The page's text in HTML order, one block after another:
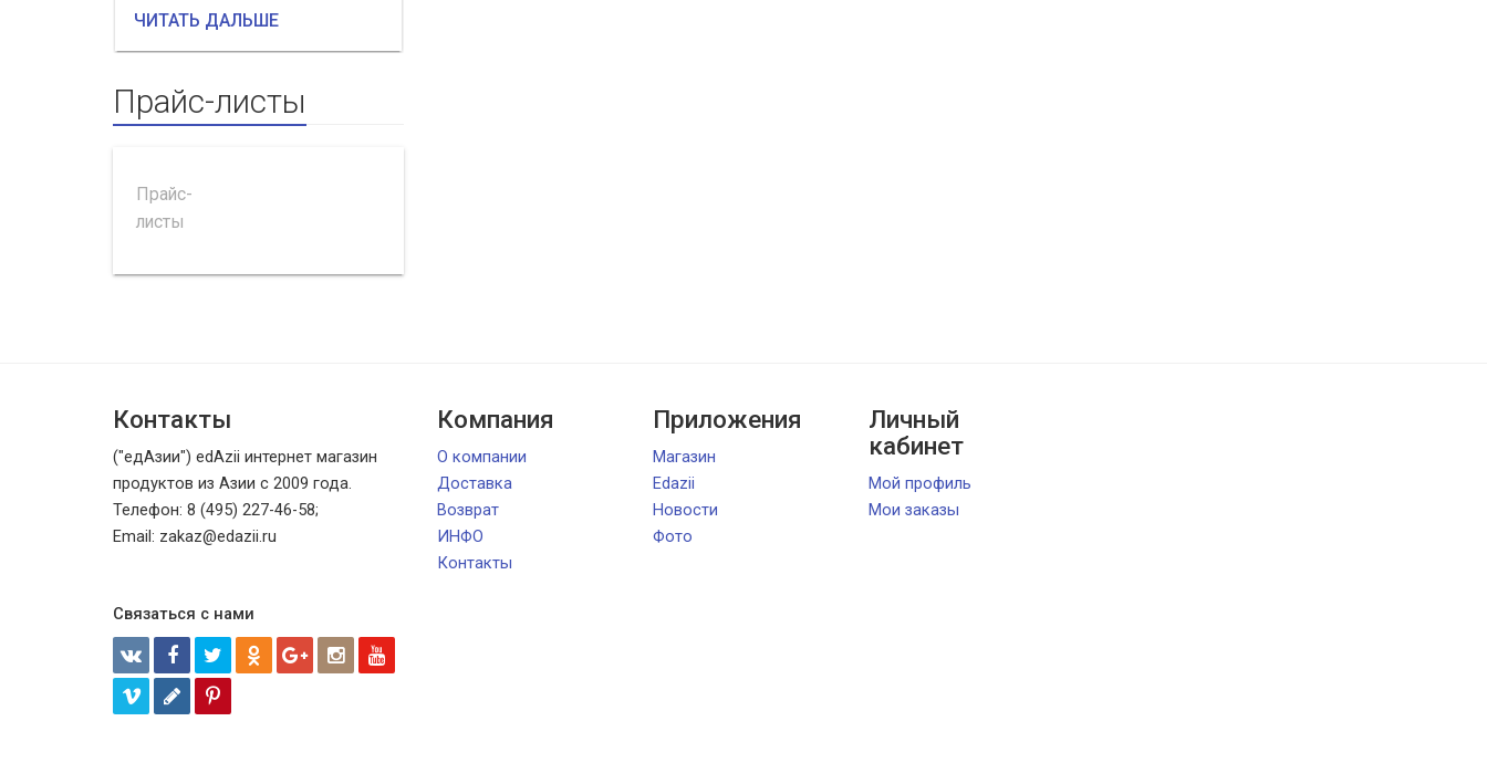
ЧИТАТЬ ДАЛЬШЕ
Прайс-листы
Прайс-
листы
Контакты
("едАзии") edAzii интернет магазин
продуктов из Азии с 2009 года.
Телефон: 8 (495) 227-46-58;
Email: zakaz@edazii.ru
Связаться с нами
Компания
О компании
Доставка
Возврат
ИНФО
Контакты
Приложения
Магазин
Edazii
Новости
Фото
Личный
кабинет
Мой профиль
Мои заказы